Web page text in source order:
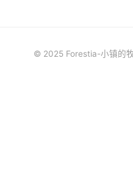
© 2025 Forestia-小镇的